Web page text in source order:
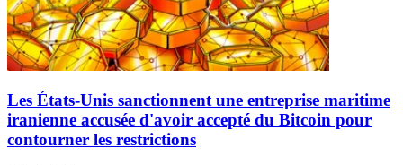
Les États-Unis sanctionnent une entreprise maritime
iranienne accusée d'avoir accepté du Bitcoin pour
contourner les restrictions